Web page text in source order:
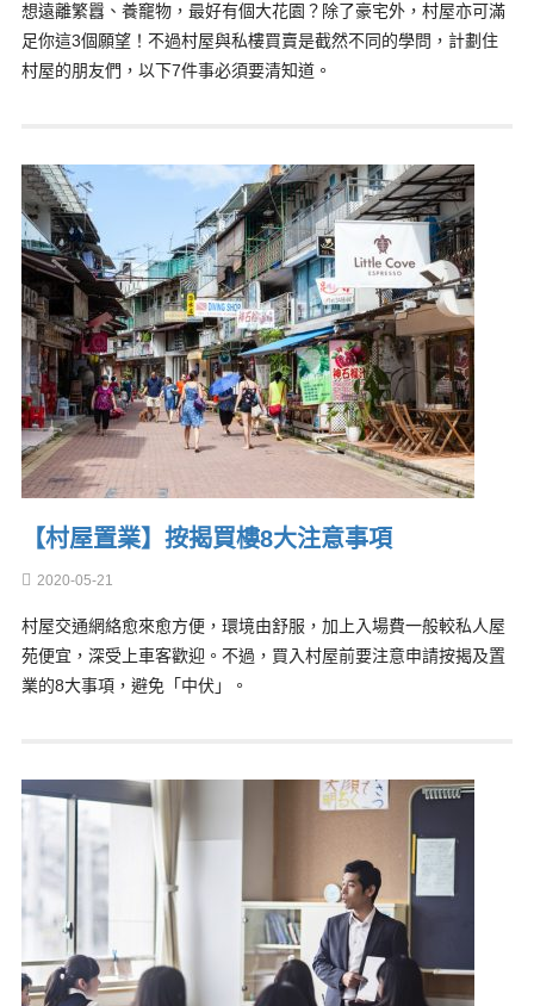
想遠離繁囂、養竉物，最好有個大花園？除了豪宅外，村屋亦可滿
足你這3個願望！不過村屋與私樓買賣是截然不同的學問，計劃住
村屋的朋友們，以下7件事必須要清知道。
【村屋置業】按揭買樓8大注意事項
2020-05-21
村屋交通網絡愈來愈方便，環境由舒服，加上入場費一般較私人屋
苑便宜，深受上車客歡迎。不過，買入村屋前要注意申請按揭及置
業的8大事項，避免「中伏」。